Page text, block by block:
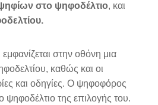
στο ψηφοδέλτιο, και
στην οθόνη μια
καθώς και οι
και οδηγίες. Ο ψηφοφόρος
ψηφοδέλτιο της επιλογής του.